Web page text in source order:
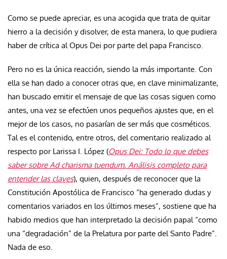
Como se puede apreciar, es una acogida que trata de quitar
hierro a la decisión y disolver, de esta manera, lo que pudiera
haber de crítica al Opus Dei por parte del papa Francisco.
Pero no es la única reacción, siendo la más importante. Con
ella se han dado a conocer otras que, en clave minimalizante,
han buscado emitir el mensaje de que las cosas siguen como
antes, una vez se efectúen unos pequeños ajustes que, en el
mejor de los casos, no pasarían de ser más que cosméticos.
Tal es el contenido, entre otros, del comentario realizado al
respecto por Larissa I. López (Opus Dei: Todo lo que debes
saber sobre Ad charisma tuendum. Análisis completo para
entender las claves), quien, después de reconocer que la
Constitución Apostólica de Francisco “ha generado dudas y
comentarios variados en los últimos meses”, sostiene que ha
habido medios que han interpretado la decisión papal “como
una “degradación” de la Prelatura por parte del Santo Padre”.
Nada de eso.